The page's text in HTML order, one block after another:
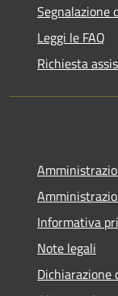
Segnalazione
Leggi le FAQ
Richiesta
Informativa
Note legali
Dichiarazione